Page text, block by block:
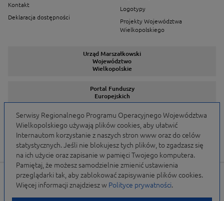
Kontakt
Deklaracja dostępności
Logotypy
Projekty Województwa
Wielkopolskiego
Urząd Marszałkowski
Województwo
Wielkopolskie
Portal Funduszy
Europejskich
Serwisy Programów
Portal finansowany przez Unię Europejską w ramach
WRPO 2007-2013 i WRPO 2014-2020 oraz budżet
Serwisy Regionalnego Programu Operacyjnego Województwa
Wielkopolskiego używają plików cookies, aby ułatwić
Internautom korzystanie z naszych stron www oraz do celów
statystycznych. Jeśli nie blokujesz tych plików, to zgadzasz się
na ich użycie oraz zapisanie w pamięci Twojego komputera.
Pamiętaj, że możesz samodzielnie zmienić ustawienia
przeglądarki tak, aby zablokować zapisywanie plików cookies.
Więcej informacji znajdziesz w Polityce prywatności.